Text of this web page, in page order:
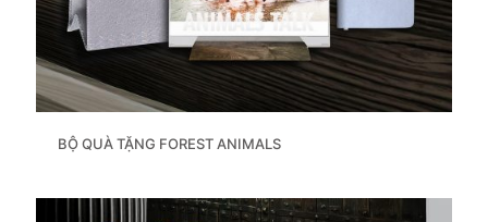
BỘ QUÀ TẶNG FOREST ANIMALS